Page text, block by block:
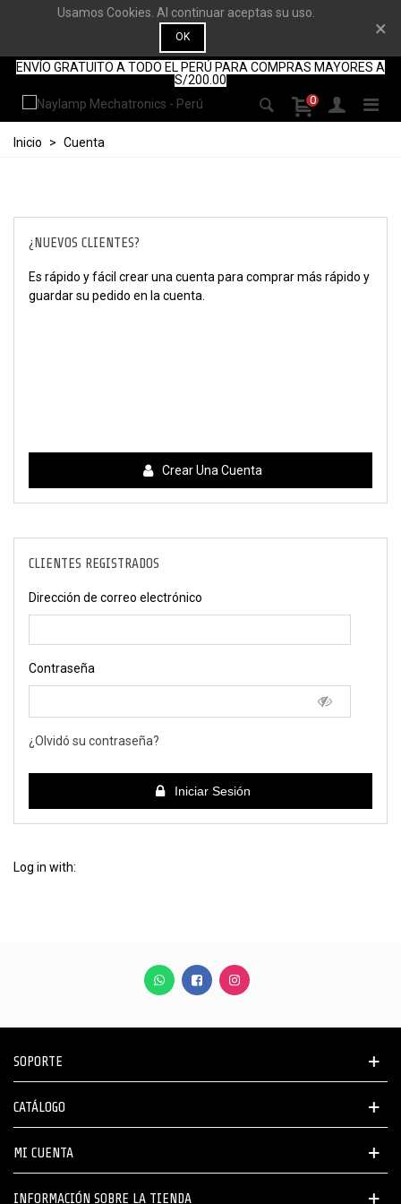
Usamos Cookies. Al continuar aceptas su uso.
OK ×
ENVÍO GRATUITO A TODO EL PERÚ PARA COMPRAS MAYORES A
S/200.00
0
Inicio > Cuenta
¿NUEVOS CLIENTES?
Es rápido y fácil crear una cuenta para comprar más rápido y
guardar su pedido en la cuenta.
Crear Una Cuenta
CLIENTES REGISTRADOS
Dirección de correo electrónico
Contraseña
¿Olvidó su contraseña?
Iniciar Sesión
Log in with:
SOPORTE
CATÁLOGO
MI CUENTA
INFORMACIÓN SOBRE LA TIENDA